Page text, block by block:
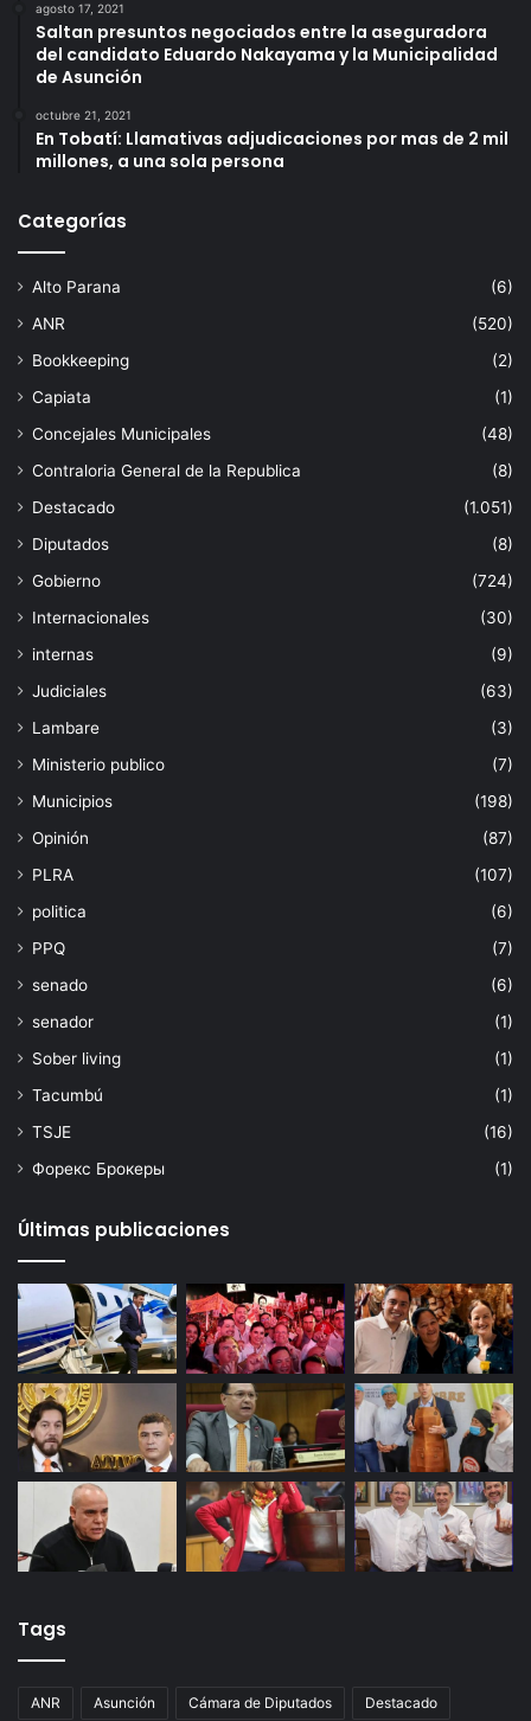
agosto 17, 2021
Saltan presuntos negociados entre la aseguradora
del candidato Eduardo Nakayama y la Municipalidad
de Asunción
octubre 21, 2021
En Tobatí: Llamativas adjudicaciones por mas de 2 mil
millones, a una sola persona
Categorías
Alto Parana
(6)
ANR
(520)
Bookkeeping
(2)
Capiata
(1)
Concejales Municipales
(48)
Contraloria General de la Republica
(8)
Destacado
(1.051)
Diputados
(8)
Gobierno
(724)
Internacionales
(30)
internas
(9)
Judiciales
(63)
Lambare
(3)
Ministerio publico
(7)
Municipios
(198)
Opinión
(87)
PLRA
(107)
politica
(6)
PPQ
(7)
senado
(6)
senador
(1)
Sober living
(1)
Tacumbú
(1)
TSJE
(16)
Форекс Брокеры
(1)
Últimas publicaciones
Tags
ANR Asunción Cámara de Diputados Destacado